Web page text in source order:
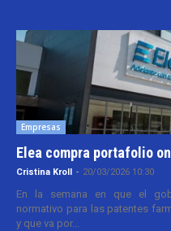
Empresas
Elea compra portafolio
Cristina Kroll - 20/03/2026 10:30
En la semana en que el
normativo para las patentes
y que va por...